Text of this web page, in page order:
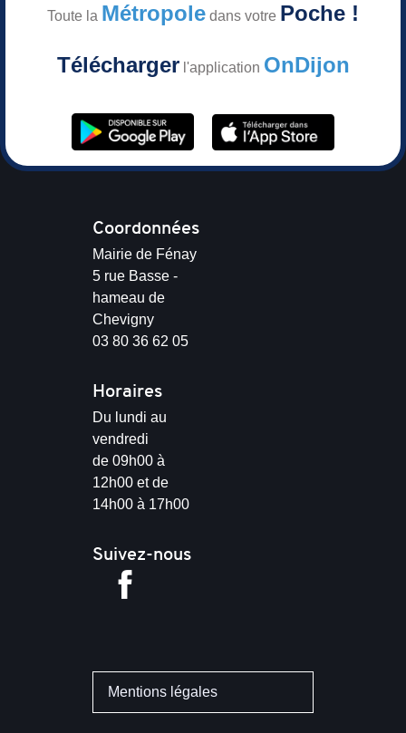
Toute la Métropole dans votre Poche !
Téléchargerl'application OnDijon
Coordonnées
Mairie de Fénay
5 rue Basse -
hameau de
Chevigny
03 80 36 62 05
Horaires
Du lundi au
vendredi
de 09h00 à
12h00 et de
14h00 à 17h00
Suivez-nous
Mentions légales